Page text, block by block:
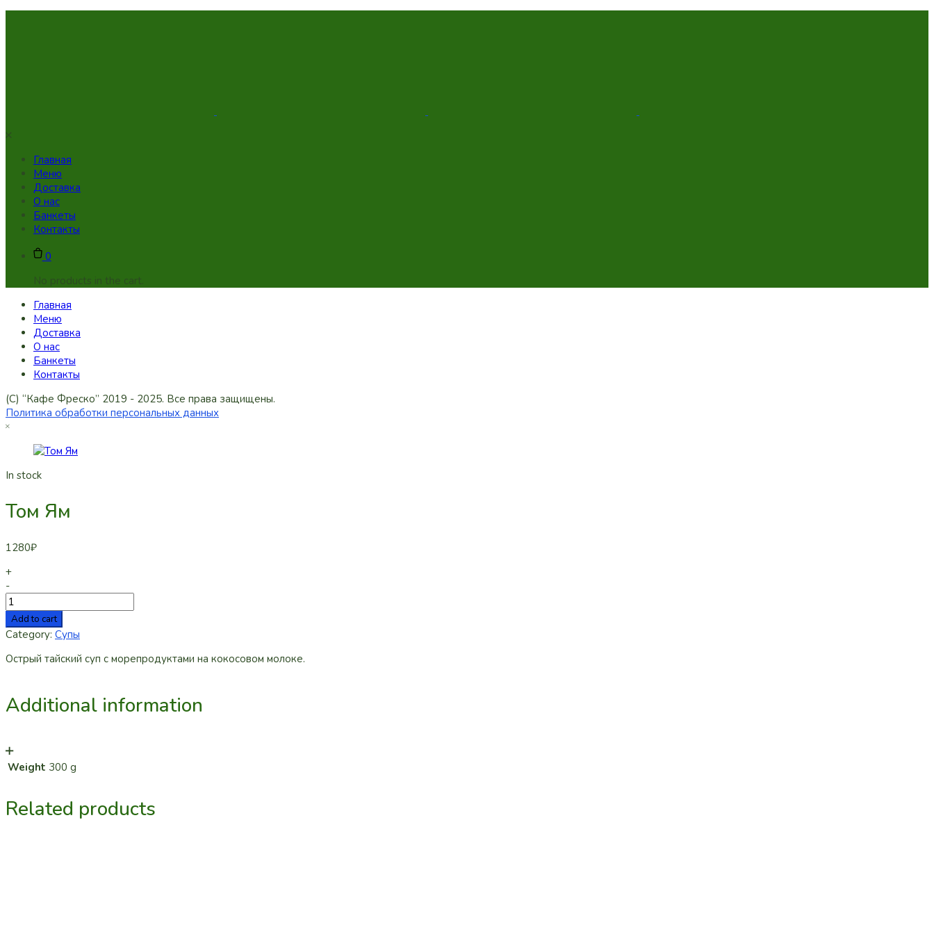
Главная
Меню
Доставка
О нас
Банкеты
Контакты
0
No products in the cart.
Главная
Меню
Доставка
О нас
Банкеты
Контакты
(C) “Кафе Фреско” 2019 - 2025. Все права защищены.
Политика обработки персональных данных
In stock
Том Ям
1280₽
+
-
Add to cart
Category: Супы
Острый тайский суп с морепродуктами на кокосовом молоке.
Additional information
Weight 300 g
Related products